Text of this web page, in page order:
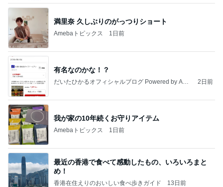
満里奈 久しぶりのがっつりショート
Amebaトピックス 1日前
有名なのかな！？
だいたひかるオフィシャルブログ Powered by Ame
2日前
我が家の10年続くお守りアイテム
Amebaトピックス 1日前
最近の香港で食べて感動したもの、いろいろまと
め！
香港在住えりのおいしい食べ歩きガイド 13日前